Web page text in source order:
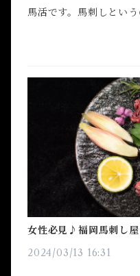
馬活です。馬刺しとい
たと思います。では、
女性必見♪福岡馬刺し
2024/03/13 16:31